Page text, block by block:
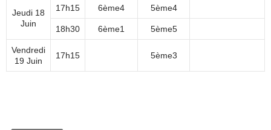
Jeudi 18
Juin
17h15 6ème4 5ème4
18h30 6ème1 5ème5
Vendredi
19 Juin
17h15 5ème3